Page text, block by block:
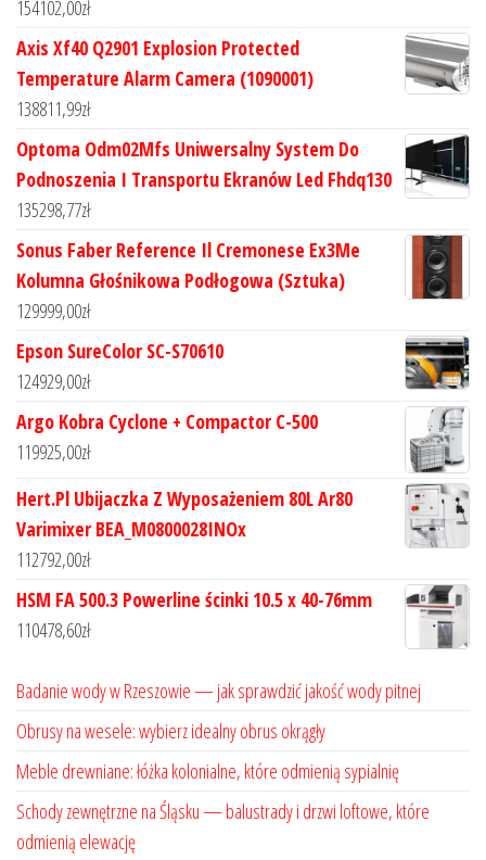
154102,00zł
Axis Xf40 Q2901 Explosion Protected
Temperature Alarm Camera (1090001)
138811,99zł
Optoma Odm02Mfs Uniwersalny System Do
Podnoszenia I Transportu Ekranów Led Fhdq130
135298,77zł
Sonus Faber Reference Il Cremonese Ex3Me
Kolumna Głośnikowa Podłogowa (Sztuka)
129999,00zł
Epson SureColor SC-S70610
124929,00zł
Argo Kobra Cyclone + Compactor C-500
119925,00zł
Hert.Pl Ubijaczka Z Wyposażeniem 80L Ar80
Varimixer BEA_M0800028INOx
112792,00zł
HSM FA 500.3 Powerline ścinki 10.5 x 40-76mm
110478,60zł
Badanie wody w Rzeszowie — jak sprawdzić jakość wody pitnej
Obrusy na wesele: wybierz idealny obrus okrągły
Meble drewniane: łóżka kolonialne, które odmienią sypialnię
Schody zewnętrzne na Śląsku — balustrady i drzwi loftowe, które
odmienią elewację